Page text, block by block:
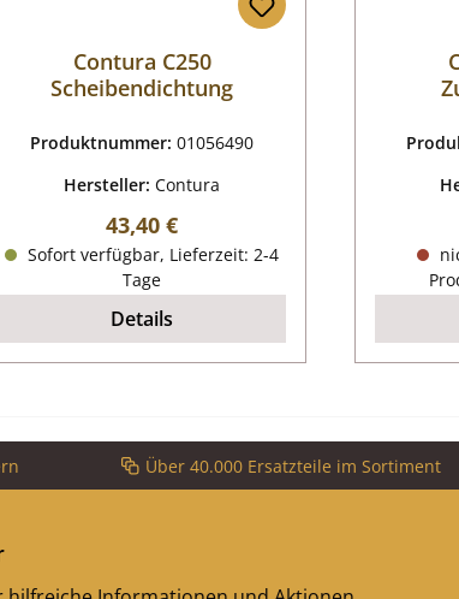
Contura C250
Scheibendichtung
Produktnummer:01056490
Hersteller:Contura
Regulärer Preis:
43,40 €
Sofort verfügbar, Lieferzeit: 2-4
Tage
Details
Über 40.000 Ersatzteile im Sortiment